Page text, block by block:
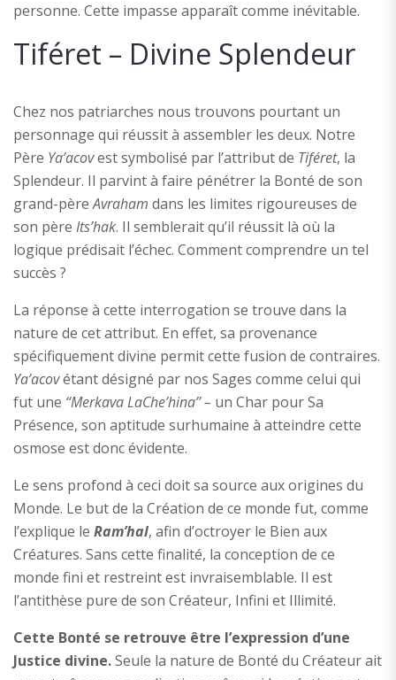
personne. Cette impasse apparaît comme inévitable.
Tiféret – Divine Splendeur
Chez nos patriarches nous trouvons pourtant un
personnage qui réussit à assembler les deux. Notre
Père Ya’acovest symbolisé par l’attribut de Tiféret, la
Splendeur. Il parvint à faire pénétrer la Bonté de son
grand-pèreAvraham dans les limites rigoureuses de
son père Its’hak. Il semblerait qu’il réussit là où la
logique prédisait l’échec. Comment comprendre un tel
succès ?
La réponse à cette interrogation se trouve dans la
nature de cet attribut. En effet, sa provenance
spécifiquement divine permit cette fusion de contraires.
Ya’acovétant désigné par nos Sages comme celui qui
fut une ‘‘Merkava LaChe’hina’’ – un Char pour Sa
Présence, son aptitude surhumaine à atteindre cette
osmose est donc évidente.
Le sens profond à ceci doit sa source aux origines du
Monde. Le but de la Création de ce monde fut, comme
l’explique le Ram’hal, afin d’octroyer le Bien aux
Créatures. Sans cette finalité, la conception de ce
monde fini et restreint est invraisemblable. Il est
l’antithèse pure de son Créateur, Infini et Illimité.
Cette Bonté se retrouve être l’expression d’une
Justice divine.Seule la nature de Bonté du Créateur ait